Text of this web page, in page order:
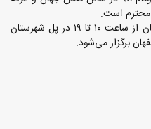
نمایشگاه بین المللی اتوکام از 8 تا ۱۲ آبان از ساعت ۱۰ تا ۱۹ در پل شهرستان
برگزار می‌شود.